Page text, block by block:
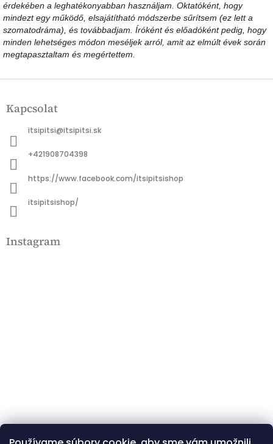
érdekében a leghatékonyabban használjam. Oktatóként, hogy
mindezt egy működő, elsajátítható módszerbe sűrítsem (ez lett a
szomatodráma), és továbbadjam. Íróként és előadóként pedig, hogy
minden lehetséges módon meséljek arról, amit az elmúlt évek során
megtapasztaltam és megértettem.
L
bKapcsolat
itsipitsi@itsipitsi.sk
+421908704398
https://www.facebook.com/itsipitsishop
itsipitsishop/
Instagram